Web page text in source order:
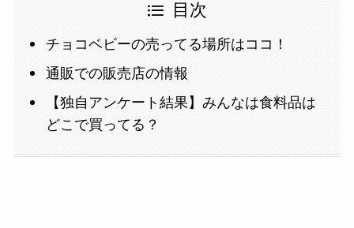
目次
チョコベビーの売ってる場所はココ！
通販での販売店の情報
【独自アンケート結果】みんなは食料品は
どこで買ってる？